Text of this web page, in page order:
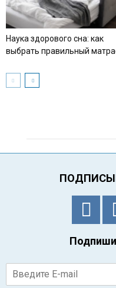
Наука здорового сна: как
выбрать правильный